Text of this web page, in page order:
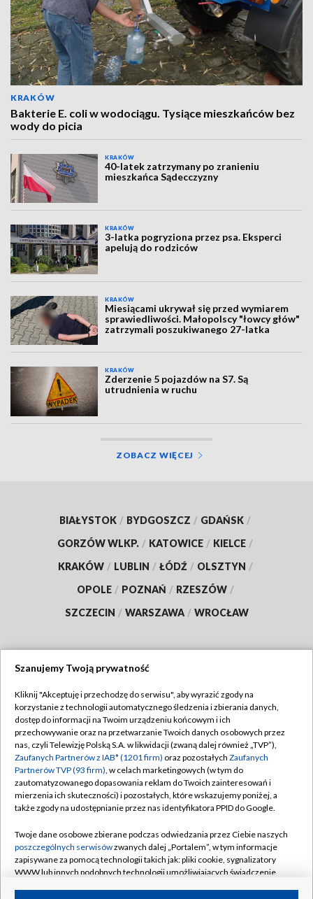
KRAKÓW
Bakterie E. coli w wodociągu. Tysiące mieszkańców bez
wody do picia
KRAKÓW
40-latek zatrzymany po zranieniu
mieszkańca Sądecczyzny
KRAKÓW
3-latka pogryziona przez psa. Eksperci
apelują do rodziców
KRAKÓW
Miesiącami ukrywał się przed wymiarem
sprawiedliwości. Małopolscy "łowcy głów"
zatrzymali poszukiwanego 27-latka
KRAKÓW
Zderzenie 5 pojazdów na S7. Są
utrudnienia w ruchu
ZOBACZ WIĘCEJ
BIAŁYSTOK / BYDGOSZCZ / GDAŃSK /
GORZÓW WLKP. / KATOWICE / KIELCE /
KRAKÓW / LUBLIN / ŁÓDŹ / OLSZTYN /
OPOLE / POZNAŃ / RZESZÓW /
SZCZECIN / WARSZAWA / WROCŁAW
TVP
Abonament TVP
Emisja w TVP
Centrum informacji TVP
Naziemna Telewizja Cyfrowa
Rada Programowa
System NOS
Informacje o nadawcy
Regulamin TVP
Polityka prywatności
Moje zgody
Pomoc
Kontakt
Kanały
Szanujemy Twoją prywatność
Kliknij "Akceptuję i przechodzę do serwisu", aby wyrazić zgody na
korzystanie z technologii automatycznego śledzenia i zbierania danych,
dostęp do informacji na Twoim urządzeniu końcowym i ich
przechowywanie oraz na przetwarzanie Twoich danych osobowych przez
nas, czyli Telewizję Polską S.A. w likwidacji (zwaną dalej również „TVP”),
Zaufanych Partnerów z IAB* (1201 firm) oraz pozostałych Zaufanych
Partnerów TVP (93 firm), w celach marketingowych (w tym do
zautomatyzowanego dopasowania reklam do Twoich zainteresowań i
mierzenia ich skuteczności) i pozostałych, które wskazujemy poniżej, a
także zgody na udostępnianie przez nas identyfikatora PPID do Google.
Twoje dane osobowe zbierane podczas odwiedzania przez Ciebie naszych
poszczególnych serwisówzwanych dalej „Portalem”, w tym informacje
zapisywane za pomocą technologii takich jak: pliki cookie, sygnalizatory
WWW lub innych podobnych technologii umożliwiających świadczenie